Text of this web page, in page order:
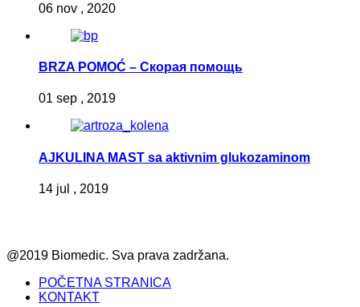
06 nov , 2020
BRZA POMOĆ – Скорая помощь
01 sep , 2019
AJKULINA MAST sa aktivnim glukozaminom
14 jul , 2019
@2019 Biomedic. Sva prava zadržana.
POČETNA STRANICA
KONTAKT